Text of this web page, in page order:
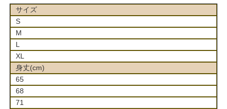
サイズ
S
M
L
XL
身丈(cm)
65
68
71